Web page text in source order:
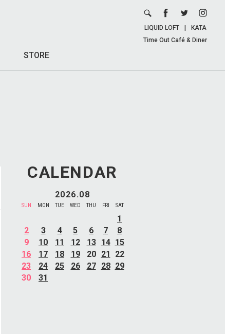
STORE
LIQUID LOFT
KATA
Time Out Café & Diner
CALENDAR
2026.08
SUN MON TUE WED THU FRI SAT
1
2
3 4 5 6 7
8
9
10 11 12 13 14 15
16
17 18 19 20 21
22
23
24 25 26 27 28 29
30
31